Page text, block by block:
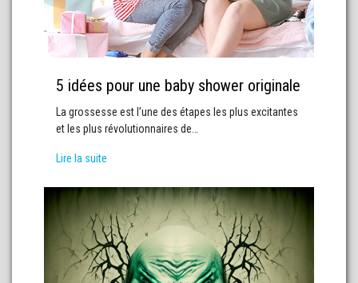
5 idées pour une baby shower originale
La grossesse est l’une des étapes les plus excitantes
et les plus révolutionnaires de…
Lire la suite